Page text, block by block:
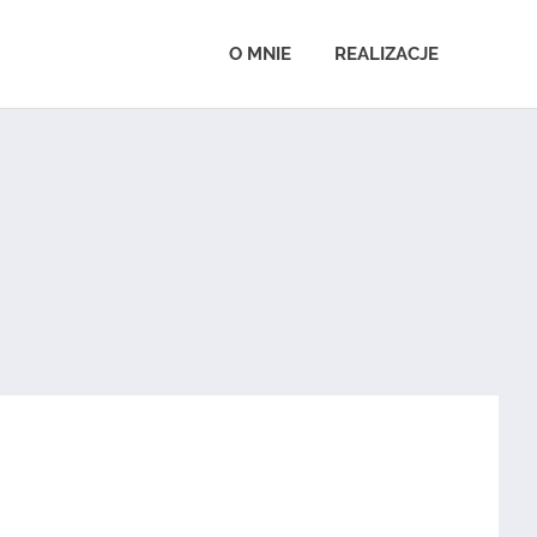
O MNIE REALIZACJE